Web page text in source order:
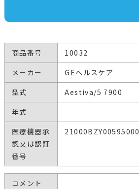
商品番号
10032
メーカー
GEヘルスケア
型式
Aestiva/5 7900
年式
医療機器承
認又は認証
番号
21000BZY00595000
コメント